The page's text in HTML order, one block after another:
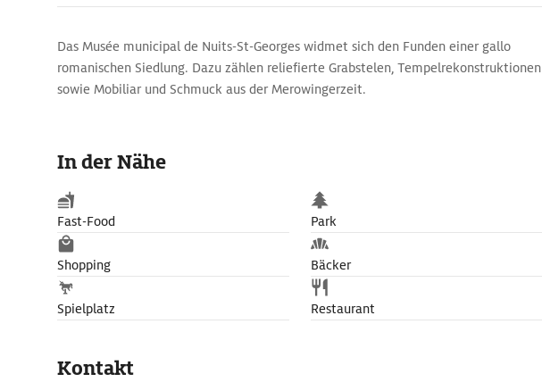
Das Musée municipal de Nuits-St-Georges widmet sich den Funden einer gallo
romanischen Siedlung. Dazu zählen reliefierte Grabstelen, Tempelrekonstruktionen
sowie Mobiliar und Schmuck aus der Merowingerzeit.
In der Nähe
Fast-Food Park
Shopping Bäcker
Spielplatz Restaurant
Kontakt